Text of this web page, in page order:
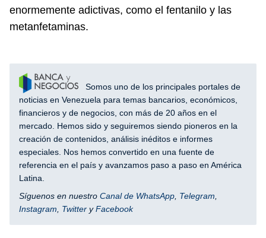
enormemente adictivas, como el fentanilo y las
metanfetaminas.
Somos uno de los principales portales de
noticias en Venezuela para temas bancarios, económicos,
financieros y de negocios, con más de 20 años en el
mercado. Hemos sido y seguiremos siendo pioneros en la
creación de contenidos, análisis inéditos e informes
especiales. Nos hemos convertido en una fuente de
referencia en el país y avanzamos paso a paso en América
Latina.
Síguenos en nuestro Canal de WhatsApp Telegram
Instagram
Twitter yFacebook